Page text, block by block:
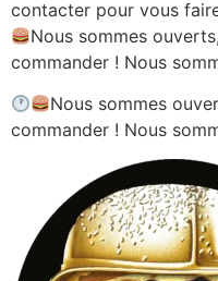
contacter pour vous
Nous sommes
commander ! Nous
Nous sommes
commander ! Nous